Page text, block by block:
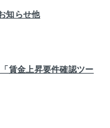
知らせ他
賃金上昇要件確認ツー